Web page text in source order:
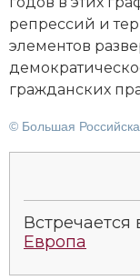
Северная
Социально-
Специальные
репрессий и
элементов
гражданских
© Большая
Встречается
Европа